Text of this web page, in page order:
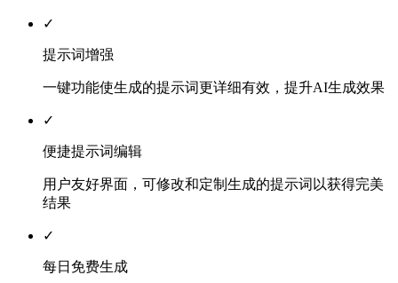
✓
提示词增强
一键功能使生成的提示词更详细有效，提升AI生成效果
✓
便捷提示词编辑
用户友好界面，可修改和定制生成的提示词以获得完美
结果
✓
每日免费生成